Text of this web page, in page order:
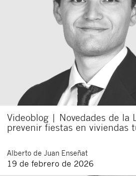
Videoblog | Novedades de la
prevenir fiestas en viviendas
Alberto de Juan Enseñat
19 de febrero de 2026